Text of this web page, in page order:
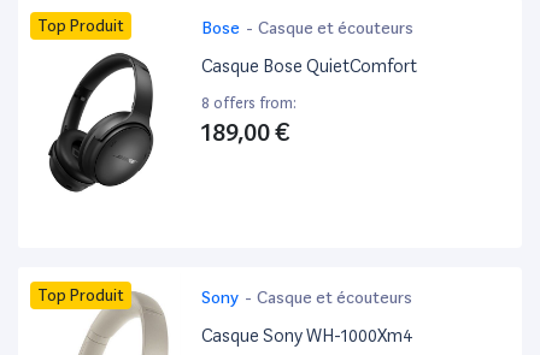
Top Produit Bose - Casque et écouteurs
Casque Bose QuietComfort
8 offers from:
189,00 €
Top Produit Sony - Casque et écouteurs
Casque Sony WH-1000Xm4